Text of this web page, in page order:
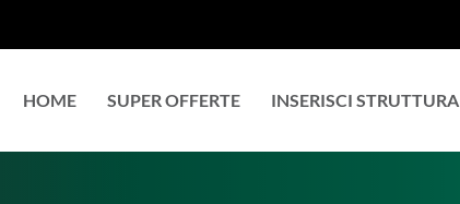
HOME SUPER OFFERTE INSERISCI STRUTTURA